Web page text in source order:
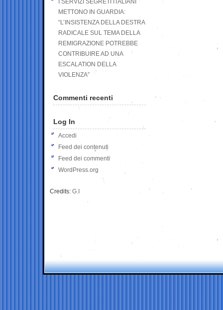
I SERVIZI SEGRETI ITALIANI
METTONO IN GUARDIA:
“L’INSISTENZA DELLA DESTRA
RADICALE SUL TEMA DELLA
REMIGRAZIONE POTREBBE
CONTRIBUIRE AD UNA
ESCALATION DELLA
VIOLENZA”
Commenti recenti
Log In
Accedi
Feed dei contenuti
Feed dei commenti
WordPress.org
Credits: G.I